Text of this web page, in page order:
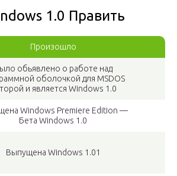
1.0 Править
Произошло
обьявлено о работе над
оболочкой для MSDOS
и является Windows 1.0
Windows Premiere Edition —
Бета Windows 1.0
Выпущена Windows 1.01